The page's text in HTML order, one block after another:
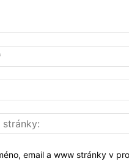
email a www stránky v